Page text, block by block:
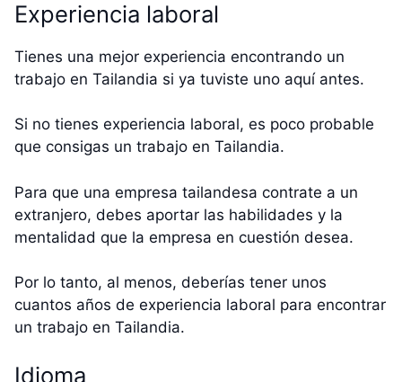
Experiencia laboral
Tienes una mejor experiencia encontrando un
trabajo en Tailandia si ya tuviste uno aquí antes.
Si no tienes experiencia laboral, es poco probable
que consigas un trabajo en Tailandia.
Para que una empresa tailandesa contrate a un
extranjero, debes aportar las habilidades y la
mentalidad que la empresa en cuestión desea.
Por lo tanto, al menos, deberías tener unos
cuantos años de experiencia laboral para encontrar
un trabajo en Tailandia.
Idioma